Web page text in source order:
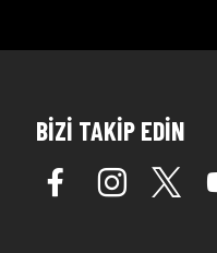
BİZİ TAKİP EDİN